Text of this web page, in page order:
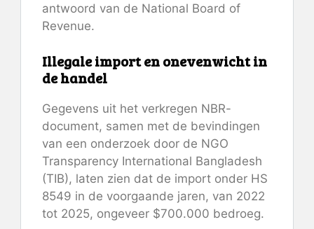
antwoord van de National Board of
Revenue.
Illegale import en onevenwicht in
de handel
Gegevens uit het verkregen NBR-
document, samen met de bevindingen
van een onderzoek door de NGO
Transparency International Bangladesh
(TIB), laten zien dat de import onder HS
8549 in de voorgaande jaren, van 2022
tot 2025, ongeveer $700.000 bedroeg.